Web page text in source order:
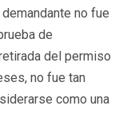
no fue
de
del permiso
no fue tan
como una